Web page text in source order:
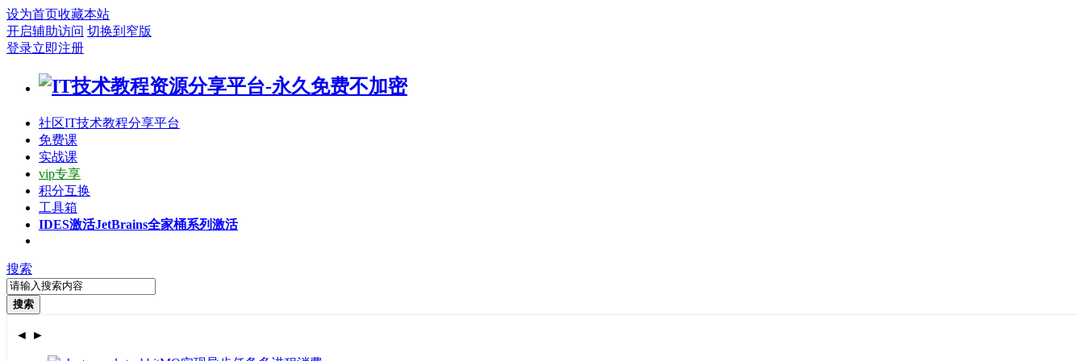
设为首页收藏本站
开启辅助访问 切换到窄版
登录立即注册
社区IT技术教程分享平台
免费课
实战课
vip专享
积分互换
工具箱
IDES激活JetBrains全家桶系列激活
搜索
搜索
◄ ►